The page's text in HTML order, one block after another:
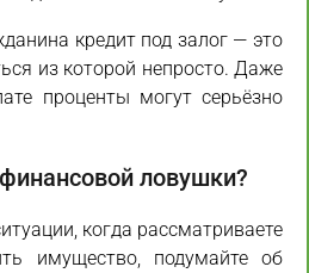
кредит под залог — это
из которой непросто. Даже
проценты могут серьёзно
ловушки?
когда рассматриваете
имущество, подумайте об